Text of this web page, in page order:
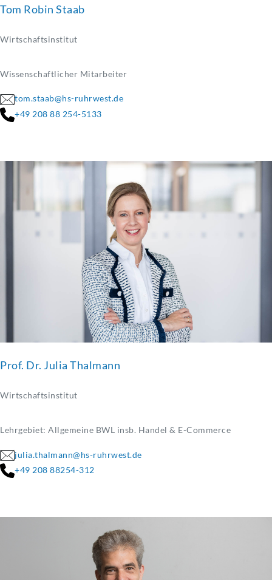
Tom Robin Staab
Wirtschaftsinstitut
Wissenschaftlicher Mitarbeiter
tom.staab@hs-ruhrwest.de
+49 208 88 254-5133
Prof. Dr. Julia Thalmann
Wirtschaftsinstitut
Lehrgebiet: Allgemeine BWL insb. Handel & E-Commerce
julia.thalmann@hs-ruhrwest.de
+49 208 88254-312